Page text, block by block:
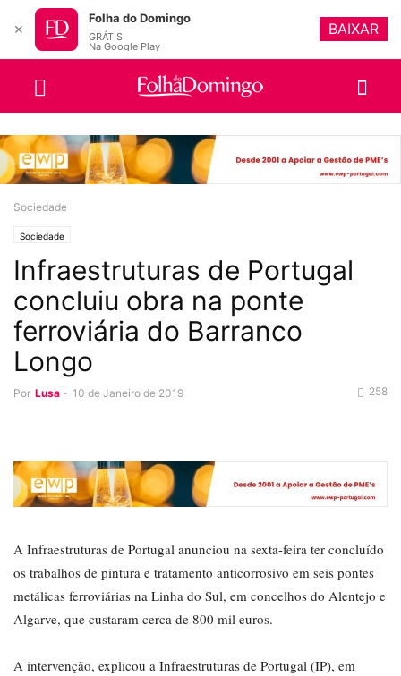
Sociedade
Sociedade
Infraestruturas de Portugal
concluiu obra na ponte
ferroviária do Barranco
Longo
Por Lusa - 10 de Janeiro de 2019 258
A Infraestruturas de Portugal anunciou na sexta-feira ter concluído
os trabalhos de pintura e tratamento anticorrosivo em seis pontes
metálicas ferroviárias na Linha do Sul, em concelhos do Alentejo e
Algarve, que custaram cerca de 800 mil euros.
A intervenção, explicou a Infraestruturas de Portugal (IP), em
✕
Folha do Domingo
GRÁTIS
Na Google Play
BAIXAR